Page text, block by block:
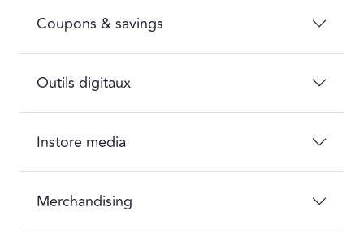
Coupons & savings
Outils digitaux
Instore media
Merchandising